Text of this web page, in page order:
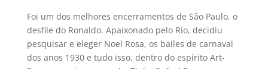
Foi um dos melhores encerramentos de São Paulo, o
desfile do Ronaldo. Apaixonado pelo Rio, decidiu
pesquisar e eleger Noel Rosa, os bailes de carnaval
dos anos 1930 e tudo isso, dentro do espí­rito Art-